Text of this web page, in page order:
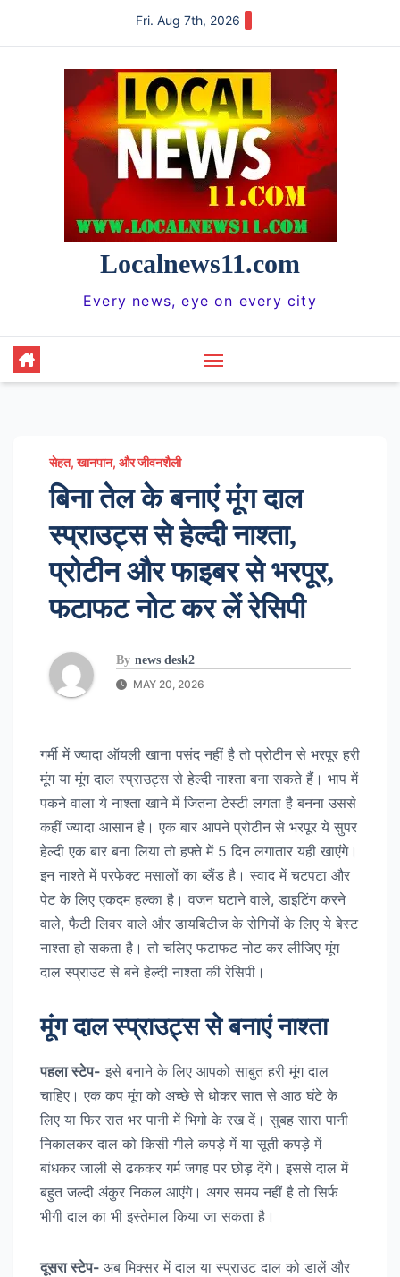
Fri. Aug 7th, 2026
Localnews11.com
Every news, eye on every city
सेहत, खानपान, और जीवनशैली
बिना तेल के बनाएं मूंग दाल
स्प्राउट्स से हेल्दी नाश्ता,
प्रोटीन और फाइबर से भरपूर,
फटाफट नोट कर लें रेसिपी
By news desk2
MAY 20, 2026
गर्मी में ज्यादा ऑयली खाना पसंद नहीं है तो प्रोटीन से भरपूर हरी
मूंग या मूंग दाल स्प्राउट्स से हेल्दी नाश्ता बना सकते हैं। भाप में
पकने वाला ये नाश्ता खाने में जितना टेस्टी लगता है बनना उससे
कहीं ज्यादा आसान है। एक बार आपने प्रोटीन से भरपूर ये सुपर
हेल्दी एक बार बना लिया तो हफ्ते में 5 दिन लगातार यही खाएंगे।
इन नाश्ते में परफेक्ट मसालों का ब्लैंड है। स्वाद में चटपटा और
पेट के लिए एकदम हल्का है। वजन घटाने वाले, डाइटिंग करने
वाले, फैटी लिवर वाले और डायबिटीज के रोगियों के लिए ये बेस्ट
नाश्ता हो सकता है। तो चलिए फटाफट नोट कर लीजिए मूंग
दाल स्प्राउट से बने हेल्दी नाश्ता की रेसिपी।
मूंग दाल स्प्राउट्स से बनाएं नाश्ता
पहला स्टेप- इसे बनाने के लिए आपको साबुत हरी मूंग दाल
चाहिए। एक कप मूंग को अच्छे से धोकर सात से आठ घंटे के
लिए या फिर रात भर पानी में भिगो के रख दें। सुबह सारा पानी
निकालकर दाल को किसी गीले कपड़े में या सूती कपड़े में
बांधकर जाली से ढककर गर्म जगह पर छोड़ देंगे। इससे दाल में
बहुत जल्दी अंकुर निकल आएंगे। अगर समय नहीं है तो सिर्फ
भीगी दाल का भी इस्तेमाल किया जा सकता है।
दूसरा स्टेप- अब मिक्सर में दाल या स्प्राउट दाल को डालें और